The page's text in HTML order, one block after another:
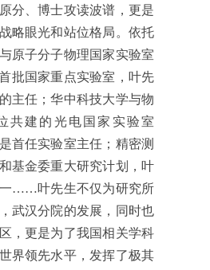
分、博士攻读波谱，更是
略眼光和站位格局。依托
原子分子物理国家实验室
批国家重点实验室，叶先
主任；华中科技大学与物
共建的光电国家实验室
首任实验室主任；精密测
基金委重大研究计划，叶
……叶先生不仅为研究所
武汉分院的发展，同时也
，更是为了我国相关学科
界领先水平，发挥了极其